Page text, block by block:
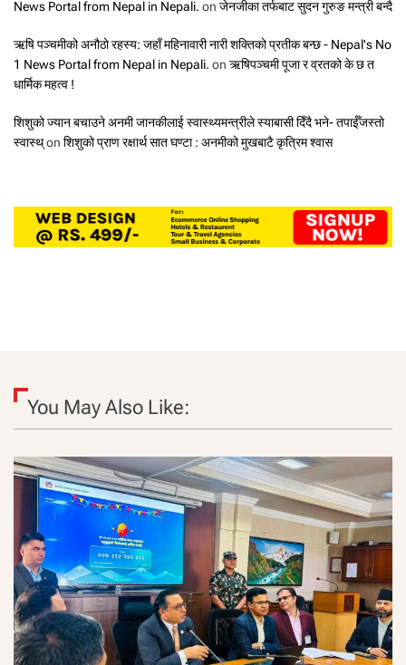
News Portal from Nepal in Nepali. on जेनजीका तर्फबाट सुदन गुरुङ मन्त्री बन्दै
ऋषि पञ्चमीको अनौठो रहस्य: जहाँ महिनावारी नारी शक्तिको प्रतीक बन्छ - Nepal's No
1 News Portal from Nepal in Nepali. on ऋषिपञ्चमी पूजा र व्रतको के छ त
धार्मिक महत्व !
शिशुको ज्यान बचाउने अनमी जानकीलाई स्वास्थ्यमन्त्रीले स्याबासी दिँदै भने- तपाईँजस्तो
स्वास्थ्on शिशुको प्राण रक्षार्थ सात घण्टा : अनमीको मुखबाटै कृत्रिम श्वास
You May Also Like: